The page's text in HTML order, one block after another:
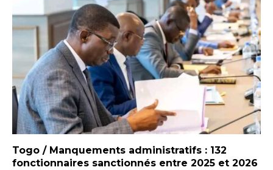
Togo / Manquements administratifs : 132
fonctionnaires sanctionnés entre 2025 et 2026